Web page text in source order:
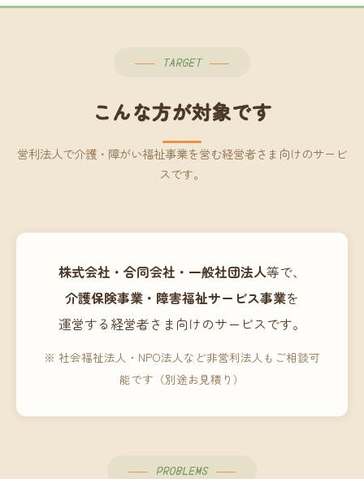
TARGET
こんな方が対象です
営利法人で介護・障がい福祉事業を営む経営者さま向けのサービ
スです。
株式会社・合同会社・一般社団法人等で、
介護保険事業・障害福祉サービス事業を
運営する経営者さま向けのサービスです。
※ 社会福祉法人・NPO法人など非営利法人もご相談可
能です（別途お見積り）
PROBLEMS